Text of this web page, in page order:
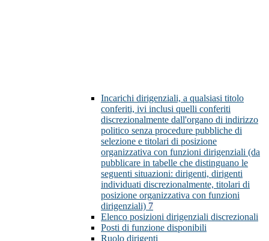
Incarichi dirigenziali, a qualsiasi titolo
conferiti, ivi inclusi quelli conferiti
discrezionalmente dall'organo di indirizzo
politico senza procedure pubbliche di
selezione e titolari di posizione
organizzativa con funzioni dirigenziali (da
pubblicare in tabelle che distinguano le
seguenti situazioni: dirigenti, dirigenti
individuati discrezionalmente, titolari di
posizione organizzativa con funzioni
dirigenziali) 7
Elenco posizioni dirigenziali discrezionali
Posti di funzione disponibili
Ruolo dirigenti